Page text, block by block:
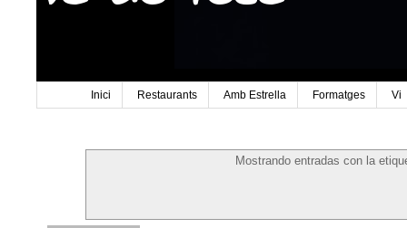
Inici Restaurants Amb Estrella Formatges Vi
Mostrando entradas con la